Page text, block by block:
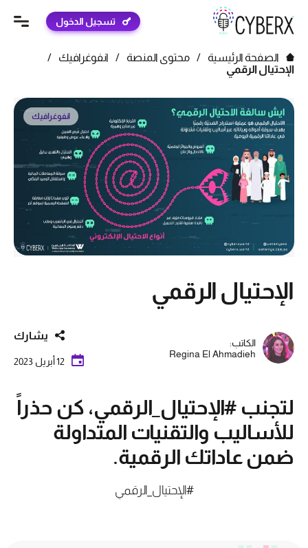
تسجيل الدخول
الصفحة الرئيسية / محتوى المنصة / انفوغرافيك
/
الإحتيال الرقمي
انفوغرافيك
الإحتيال الرقمي
الكاتب:
Regina El Ahmadieh
يشارك
12 أبريل 2023
لتجنب #الإحتيال_الرقمي، كن حذراً
للأساليب والتقنيات المتداولة
ضمن عاداتك الرقمية.
#الإحتيال_الرقمي